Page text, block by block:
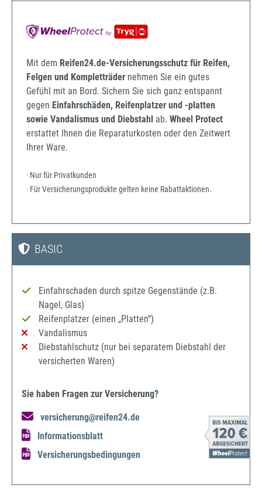
Mit dem Reifen24.de-Versicherungsschutz für Reifen,
Felgen und Kompletträder nehmen Sie ein gutes
Gefühl mit an Bord. Sichern Sie sich ganz entspannt
gegen Einfahrschäden, Reifenplatzer und -platten
sowie Vandalismus und Diebstahl ab. Wheel Protect
erstattet Ihnen die Reparaturkosten oder den Zeitwert
Ihrer Ware.
· Nur für Privatkunden
· Für Versicherungsprodukte gelten keine Rabattaktionen.
BASIC
Einfahrschaden durch spitze Gegenstände (z.B.
Nagel, Glas)
Reifenplatzer (einen „Platten“)
Vandalismus
Diebstahlschutz (nur bei separatem Diebstahl der
versicherten Waren)
Sie haben Fragen zur Versicherung?
versicherung@reifen24.de
Informationsblatt
Versicherungsbedingungen